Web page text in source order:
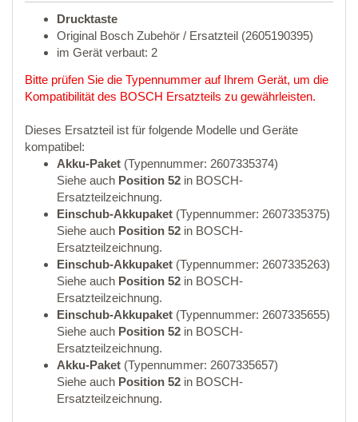
Drucktaste
Original Bosch Zubehör / Ersatzteil (2605190395)
im Gerät verbaut: 2
Bitte prüfen Sie die Typennummer auf Ihrem Gerät, um die
Kompatibilität des BOSCH Ersatzteils zu gewährleisten.
Dieses Ersatzteil ist für folgende Modelle und Geräte
kompatibel:
Akku-Paket (Typennummer: 2607335374)
Siehe auch Position 52 in BOSCH-
Ersatzteilzeichnung.
Einschub-Akkupaket (Typennummer: 2607335375)
Siehe auch Position 52 in BOSCH-
Ersatzteilzeichnung.
Einschub-Akkupaket (Typennummer: 2607335263)
Siehe auch Position 52 in BOSCH-
Ersatzteilzeichnung.
Einschub-Akkupaket (Typennummer: 2607335655)
Siehe auch Position 52 in BOSCH-
Ersatzteilzeichnung.
Akku-Paket (Typennummer: 2607335657)
Siehe auch Position 52 in BOSCH-
Ersatzteilzeichnung.